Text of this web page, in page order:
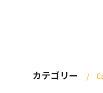
カテゴリー